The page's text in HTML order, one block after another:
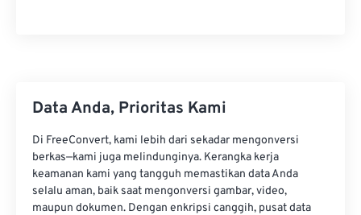
Data Anda, Prioritas Kami
Di FreeConvert, kami lebih dari sekadar mengonversi
berkas—kami juga melindunginya. Kerangka kerja
keamanan kami yang tangguh memastikan data Anda
selalu aman, baik saat mengonversi gambar, video,
maupun dokumen. Dengan enkripsi canggih, pusat data